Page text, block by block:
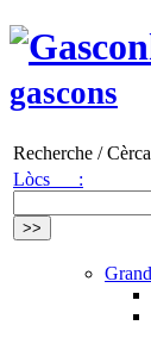
gascons
Recherche /
Lòcs :